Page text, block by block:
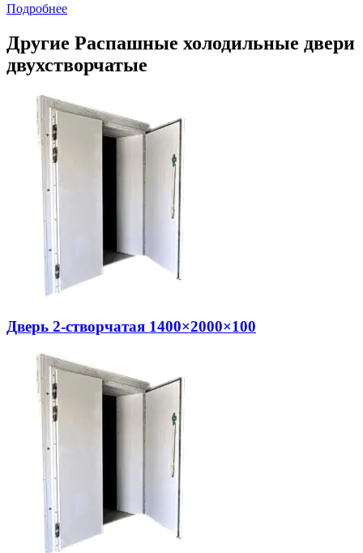
Подробнее
Другие Распашные холодильные двери
двухстворчатые
Дверь 2-створчатая 1400×2000×100